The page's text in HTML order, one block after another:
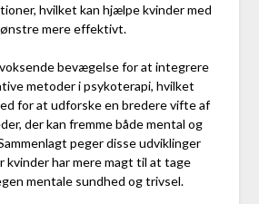
hvilket kan hjælpe kvinder med
mere effektivt.
bevægelse for at integrere
metoder i psykoterapi, hvilket
for at udforske en bredere vifte af
der kan fremme både mental og
peger disse udviklinger
kvinder har mere magt til at tage
mentale sundhed og trivsel.